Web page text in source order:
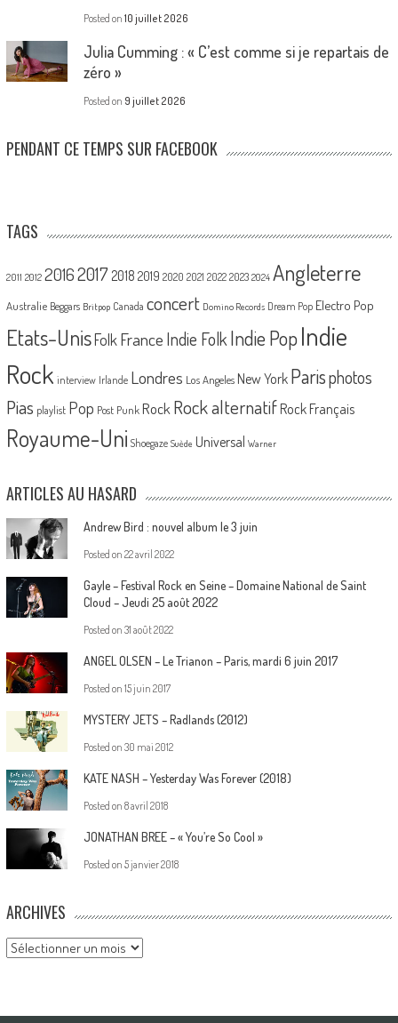
Posted on 10 juillet 2026
Julia Cumming : « C’est comme si je repartais de
zéro »
Posted on 9 juillet 2026
PENDANT CE TEMPS SUR FACEBOOK
TAGS
2011 2012 20162017 2018 2019 2020 2021 2022 2023 2024 Angleterre
Australie Beggars Britpop Canada concert Domino Records Dream Pop Electro Pop
Etats-UnisFolk France Indie FolkIndie PopIndie
Rock interview Irlande Londres Los Angeles New York Parisphotos
Pias playlist Pop Post Punk Rock Rock alternatif Rock Français
Royaume-Uni Shoegaze Suède Universal Warner
ARTICLES AU HASARD
Andrew Bird : nouvel album le 3 juin
Posted on 22 avril 2022
Gayle – Festival Rock en Seine – Domaine National de Saint
Cloud – Jeudi 25 août 2022
Posted on 31 août 2022
ANGEL OLSEN – Le Trianon – Paris, mardi 6 juin 2017
Posted on 15 juin 2017
MYSTERY JETS – Radlands (2012)
Posted on 30 mai 2012
KATE NASH – Yesterday Was Forever (2018)
Posted on 8 avril 2018
JONATHAN BREE – « You’re So Cool »
Posted on 5 janvier 2018
ARCHIVES
Archives